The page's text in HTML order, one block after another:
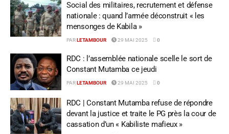
Social des militaires, recrutement et défense
nationale : quand l’armée déconstruit « les
mensonges de Kabila »
PAR LETAMBOUR 29 MAI 2025 0
RDC : l’assemblée nationale scelle le sort de
Constant Mutamba ce jeudi
PAR LETAMBOUR 29 MAI 2025 0
RDC | Constant Mutamba refuse de répondre
devant la justice et traite le PG près la cour de
cassation d’un « Kabiliste mafieux »